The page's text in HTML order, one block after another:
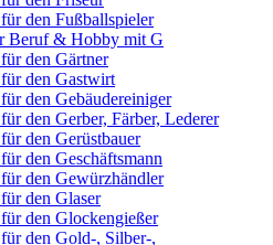
den Fußballspieler
Beruf & Hobby mit G
den Gärtner
den Gastwirt
den Gebäudereiniger
den Gerber, Färber, Lederer
den Gerüstbauer
den Geschäftsmann
den Gewürzhändler
den Glaser
den Glockengießer
den Gold-, Silber-,